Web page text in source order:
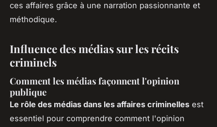
ces affaires grâce à une narration passionnante et
méthodique.
Influence des médias sur les récits
criminels
Comment les médias façonnent l'opinion
publique
Le rôle des médias dans les affaires criminelles est
essentiel pour comprendre comment l'opinion